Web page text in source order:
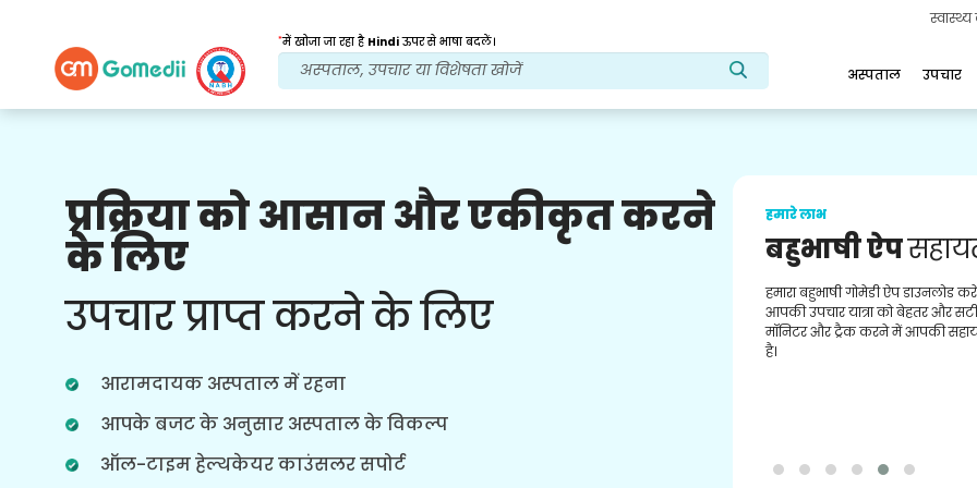
*में खोजा जा रहा है Hindiऊपर से भाषा बदलें।
अस्पताल उपचार
प्रक्रिया को आसान और एकीकृत करने
के लिए
उपचार प्राप्त करने के लिए
आरामदायक अस्पताल में रहना
आपके बजट के अनुसार अस्पताल के विकल्प
ऑल-टाइम हेल्थकेयर काउंसलर सपोर्ट
हमारे लाभ
ऑनलाइन वीडियो
विचार-विमर्श
बेहतर स्वास्थ्य सेवा अनुभव के लिए वास्तविक
हमारे लाभ
बहुभाषी ऐप
हमारा बहुभाषी गोमेडी ऐप डाउनलोड
आपकी उपचार यात्रा को बेहतर और
मॉनिटर और ट्रैक करने में आपकी
है।